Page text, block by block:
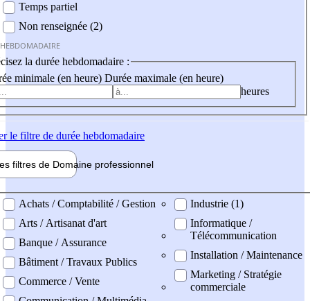
Temps partiel
Non renseignée (2)
la durée hebdomadaire :
minimale (en heure) Durée maximale (en heure)
heures
le filtre de durée hebdomadaire
filtres de Domaine professionnel
professionel
Achats / Comptabilité / Gestion
Arts / Artisanat d'art
Banque / Assurance
Bâtiment / Travaux Publics
Commerce / Vente
Industrie (1)
Informatique /
Télécommunication
Installation / Maintenance
Marketing / Stratégie
commerciale